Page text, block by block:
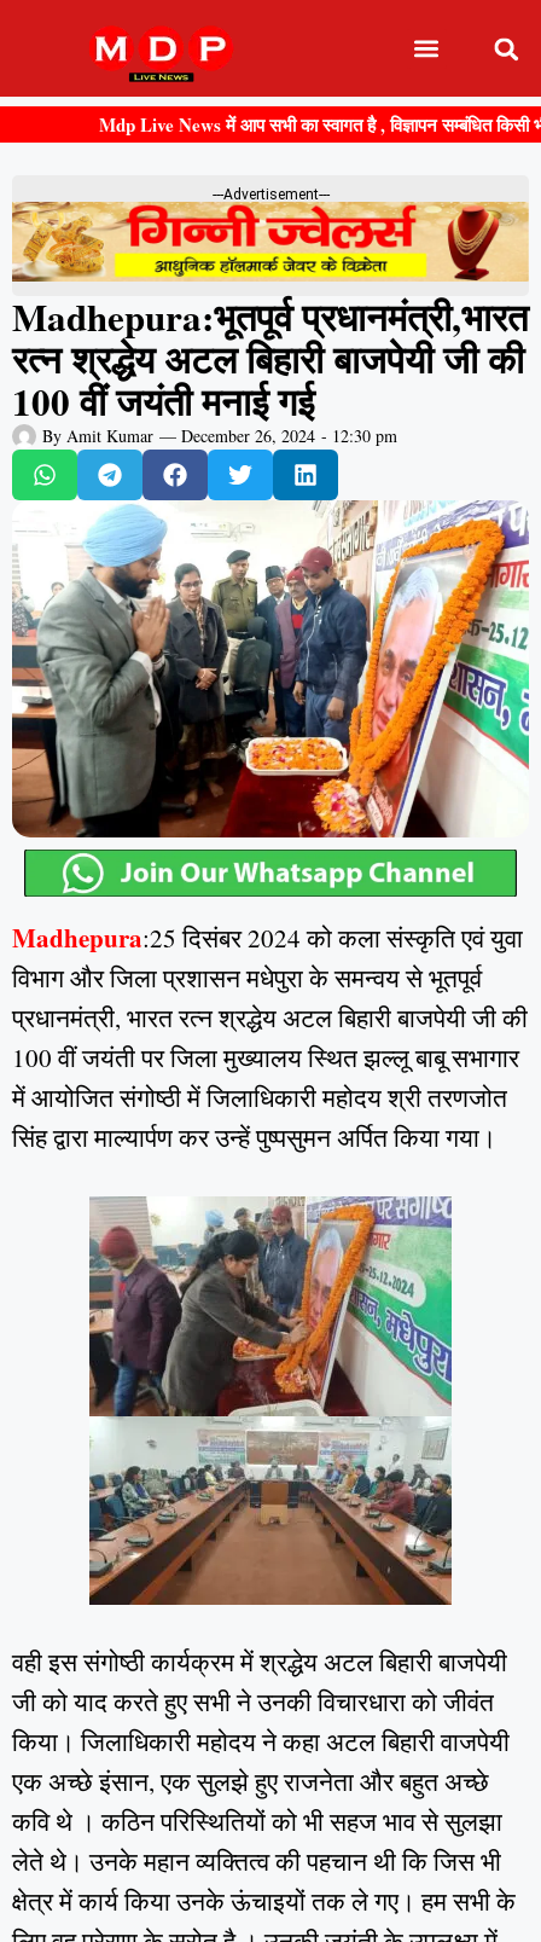
Mdp Live News में आप सभी का स्वागत है , विज्ञापन सम्बंधित किसी भी
---Advertisement---
Madhepura:भूतपूर्व प्रधानमंत्री,भारत
रत्न श्रद्धेय अटल बिहारी बाजपेयी जी की
100 वीं जयंती मनाई गई
By Amit Kumar — December 26, 2024 - 12:30 pm
Madhepura:25 दिसंबर 2024 को कला संस्कृति एवं युवा
विभाग और जिला प्रशासन मधेपुरा के समन्वय से भूतपूर्व
प्रधानमंत्री, भारत रत्न श्रद्धेय अटल बिहारी बाजपेयी जी की
100 वीं जयंती पर जिला मुख्यालय स्थित झल्लू बाबू सभागार
में आयोजित संगोष्ठी में जिलाधिकारी महोदय श्री तरणजोत
सिंह द्वारा माल्यार्पण कर उन्हें पुष्पसुमन अर्पित किया गया।
वही इस संगोष्ठी कार्यक्रम में श्रद्धेय अटल बिहारी बाजपेयी
जी को याद करते हुए सभी ने उनकी विचारधारा को जीवंत
किया। जिलाधिकारी महोदय ने कहा अटल बिहारी वाजपेयी
एक अच्छे इंसान, एक सुलझे हुए राजनेता और बहुत अच्छे
कवि थे । कठिन परिस्थितियों को भी सहज भाव से सुलझा
लेते थे। उनके महान व्यक्तित्व की पहचान थी कि जिस भी
क्षेत्र में कार्य किया उनके ऊंचाइयों तक ले गए। हम सभी के